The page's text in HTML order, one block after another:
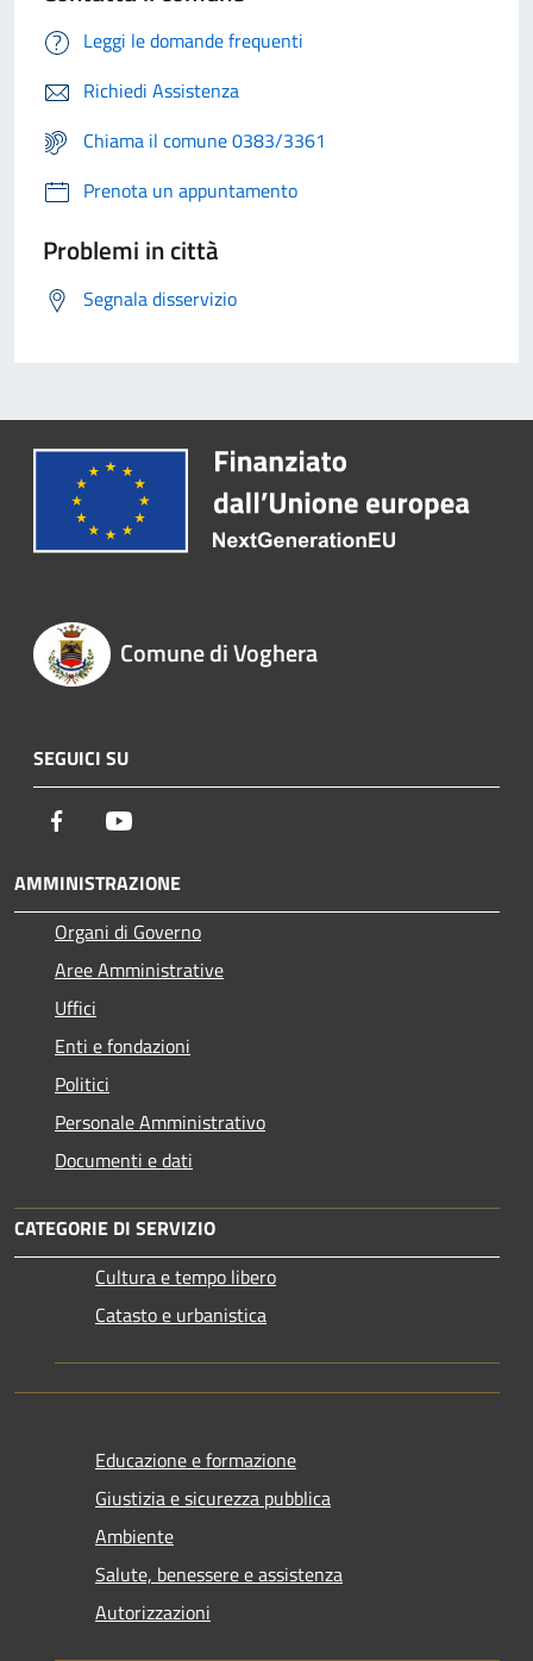
Leggi le domande frequenti
Richiedi Assistenza
Chiama il comune 0383/3361
Prenota un appuntamento
Problemi in città
Segnala disservizio
Comune di Voghera
SEGUICI SU
Facebook
AMMINISTRAZIONE
Organi di Governo
Aree Amministrative
Uffici
Enti e fondazioni
Politici
Personale Amministrativo
Documenti e dati
CATEGORIE DI SERVIZIO
Cultura e tempo libero
Catasto e urbanistica
Educazione e formazione
Giustizia e sicurezza pubblica
Ambiente
Salute, benessere e assistenza
Autorizzazioni